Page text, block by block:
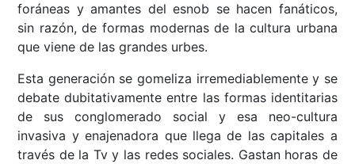
foráneas y amantes del esnob se hacen fanáticos,
sin razón, de formas modernas de la cultura urbana
que viene de las grandes urbes.
Esta generación se gomeliza irremediablemente y se
debate dubitativamente entre las formas identitarias
de sus conglomerado social y esa neo-cultura
invasiva y enajenadora que llega de las capitales a
través de la Tv y las redes sociales. Gastan horas de